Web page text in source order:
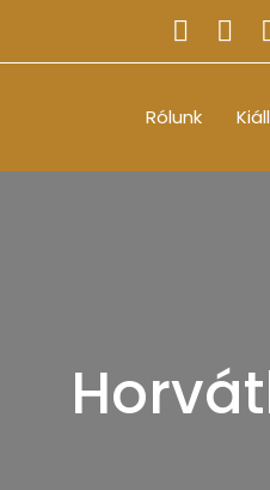
Rólunk